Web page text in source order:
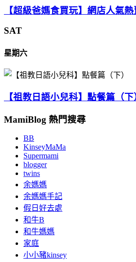
【超級爸媽食買玩】網店人氣
SAT
星期六
【祖教日語小兒科】點餐篇（下
MamiBlog 熱門搜尋
BB
KinseyMaMa
Supermami
blogger
twins
余媽媽
余媽媽手記
假日好去處
和牛B
和牛媽媽
家庭
小小豬kinsey